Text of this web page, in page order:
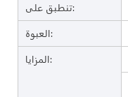
تنطبق على:
العبوة:
المزايا: